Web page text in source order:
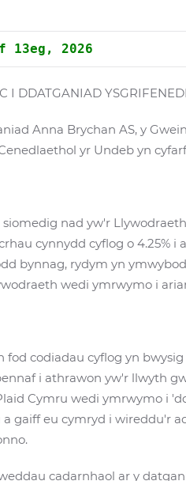
13eg, 2026
I DDATGANIAD
Anna Brychan AS, y
yr Undeb yn
siomedig nad yw'r
cynnydd cyflog o 4.25%
bynnag, rydym yn
wedi ymrwymo i
fod codiadau cyflog yn
i athrawon yw'r llwyth
Cymru wedi ymrwymo i
gaiff eu cymryd i wireddu'r
cadarnhaol ar y